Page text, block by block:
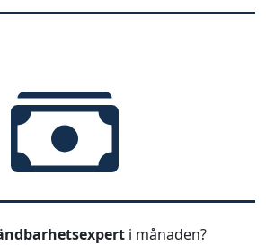
i månaden?